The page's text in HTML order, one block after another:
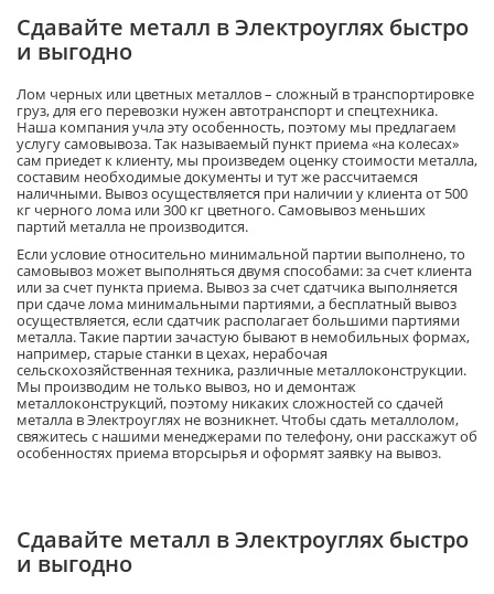
Сдавайте металл в Электроуглях быстро
и выгодно
Лом черных или цветных металлов – сложный в транспортировке
груз, для его перевозки нужен автотранспорт и спецтехника.
Наша компания учла эту особенность, поэтому мы предлагаем
услугу самовывоза. Так называемый пункт приема «на колесах»
сам приедет к клиенту, мы произведем оценку стоимости металла,
составим необходимые документы и тут же рассчитаемся
наличными. Вывоз осуществляется при наличии у клиента от 500
кг черного лома или 300 кг цветного. Самовывоз меньших
партий металла не производится.
Если условие относительно минимальной партии выполнено, то
самовывоз может выполняться двумя способами: за счет клиента
или за счет пункта приема. Вывоз за счет сдатчика выполняется
при сдаче лома минимальными партиями, а бесплатный вывоз
осуществляется, если сдатчик располагает большими партиями
металла. Такие партии зачастую бывают в немобильных формах,
например, старые станки в цехах, нерабочая
сельскохозяйственная техника, различные металлоконструкции.
Мы производим не только вывоз, но и демонтаж
металлоконструкций, поэтому никаких сложностей со сдачей
металла в Электроуглях не возникнет. Чтобы сдать металлолом,
свяжитесь с нашими менеджерами по телефону, они расскажут об
особенностях приема вторсырья и оформят заявку на вывоз.
Сдавайте металл в Электроуглях быстро
и выгодно